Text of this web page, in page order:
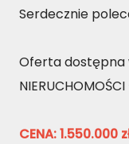
Serdecznie
Oferta dostępna
CENA: 1.550.000